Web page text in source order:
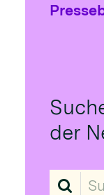
der
Suche